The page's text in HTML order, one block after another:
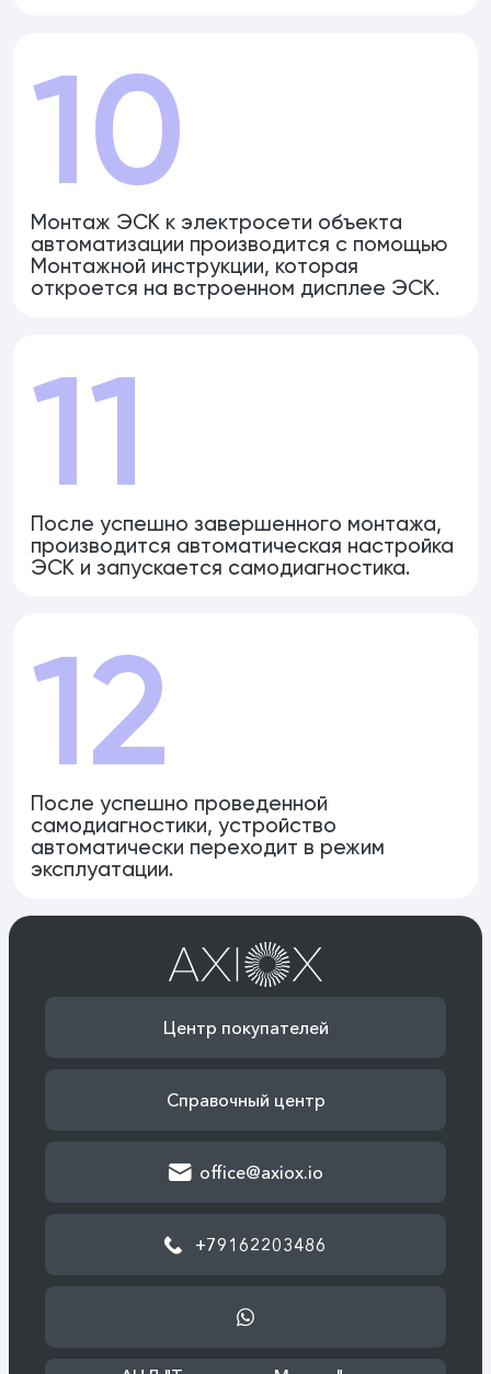
10
Монтаж ЭСК к электросети объекта
автоматизации производится с помощью
Монтажной инструкции, которая
откроется на встроенном дисплее ЭСК.
11
После успешно завершенного монтажа,
производится автоматическая настройка
ЭСК и запускается самодиагностика.
12
После успешно проведенной
самодиагностики, устройство
автоматически переходит в режим
эксплуатации.
Центр покупателей
Справочный центр
office@axiox.io
+79162203486